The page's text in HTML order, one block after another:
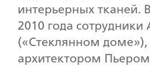
интерьерных тканей.
2010 года
(«Стеклянном
архитектором